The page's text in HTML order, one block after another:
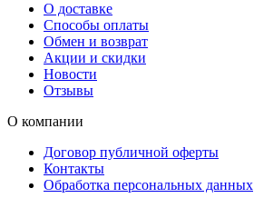
О доставке
Способы оплаты
Обмен и возврат
Акции и скидки
Новости
Отзывы
О компании
Договор публичной оферты
Контакты
Обработка персональных данных